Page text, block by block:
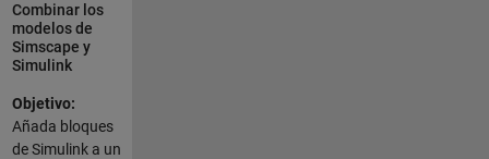
Combinar los
modelos de
Simscape y
Simulink
Objetivo:
Añada bloques
de Simulink a un